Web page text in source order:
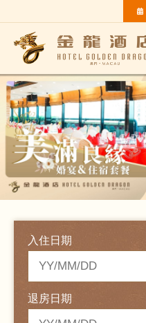
入住日期
退房日期